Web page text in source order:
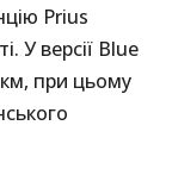
Prius
У версії Blue
при цьому